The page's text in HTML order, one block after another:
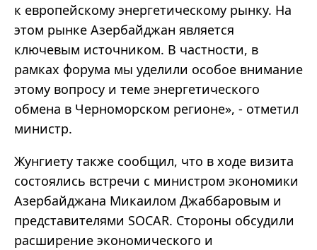
к европейскому энергетическому рынку. На
этом рынке Азербайджан является
ключевым источником. В частности, в
рамках форума мы уделили особое внимание
этому вопросу и теме энергетического
обмена в Черноморском регионе», - отметил
министр.
Жунгиету также сообщил, что в ходе визита
состоялись встречи с министром экономики
Азербайджана Микаилом Джаббаровым и
представителями SOCAR. Стороны обсудили
расширение экономического и